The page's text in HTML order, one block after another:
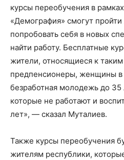
курсы переобучения в
«Демография» смогут
попробовать себя в новых
найти работу. Бесплатные
жители, относящиеся к
предпенсионеры, женщины в
безработная молодежь до
которые не работают и
лет», — сказал Муталиев.
Также курсы переобучения
жителям республики,